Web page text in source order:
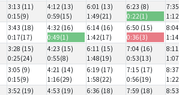
3:13 (11)
0:15(9)
4:12 (13)
0:59(15)
6:01 (13)
1:49(21)
6:23 (8)
0:22(1)
3:43 (18)
0:17(17)
4:32 (16)
0:49(1)
6:14 (16)
1:42(17)
6:50 (15)
0:36(3)
3:28 (15)
0:25(24)
4:23 (15)
0:55(8)
6:11 (15)
1:48(19)
7:04 (16)
0:53(13)
3:05 (9)
0:15(9)
4:21 (14)
1:16(29)
6:19 (17)
1:58(22)
7:15 (17)
0:56(19)
3:52 (19)
4:53 (19)
6:36 (18)
7:59 (18)